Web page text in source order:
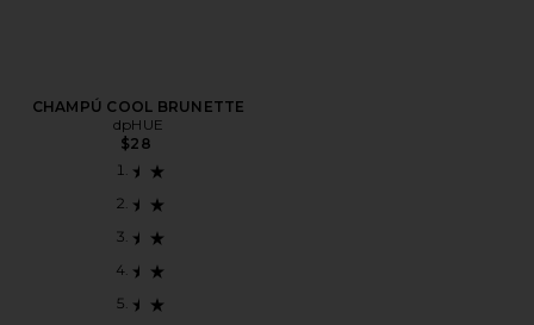
CHAMPÚ COOL BRUNETTE
dpHUE
$28